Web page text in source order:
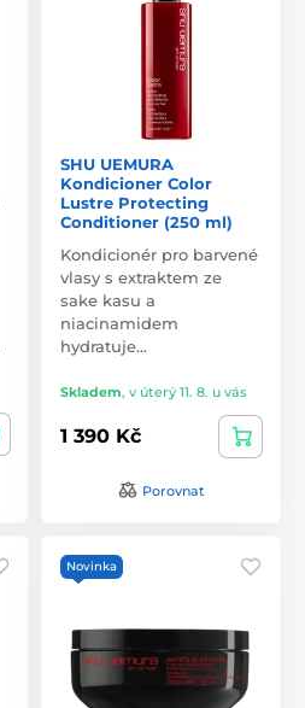
SHU UEMURA
Kondicioner Color
Lustre Protecting
Conditioner (250 ml)
Kondicionér pro barvené
vlasy s extraktem ze
sake kasu a
niacinamidem
hydratuje…
Skladem, v úterý 11. 8. u vás
1 390 Kč
Porovnat
Novinka